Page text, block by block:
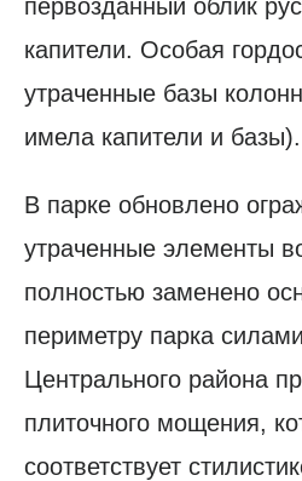
первозданный облик
капители. Особая
утраченные базы
имела капители и базы).
В парке обновлено
утраченные элементы
полностью заменено
периметру парка
Центрального района
плиточного мощения,
соответствует